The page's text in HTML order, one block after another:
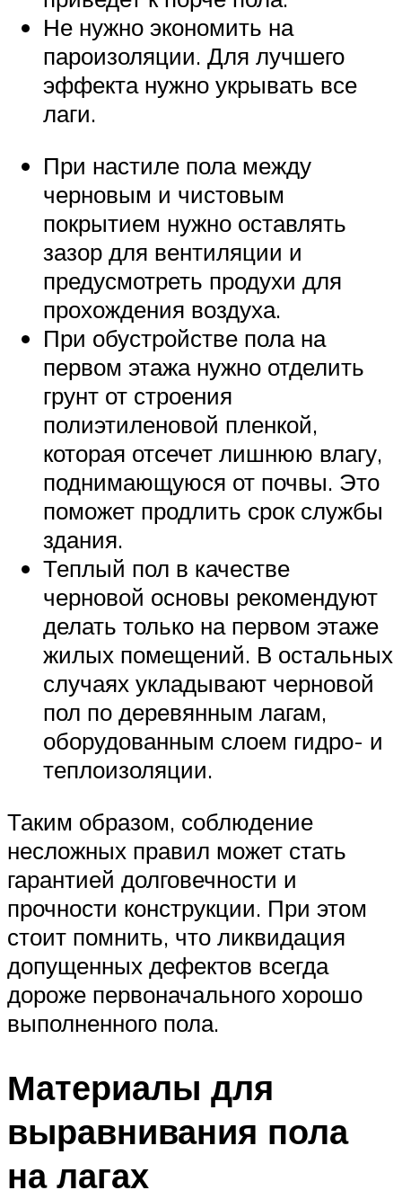
Не нужно экономить на
пароизоляции. Для лучшего
эффекта нужно укрывать все
лаги.
При настиле пола между
черновым и чистовым
покрытием нужно оставлять
зазор для вентиляции и
предусмотреть продухи для
прохождения воздуха.
При обустройстве пола на
первом этажа нужно отделить
грунт от строения
полиэтиленовой пленкой,
которая отсечет лишнюю влагу,
поднимающуюся от почвы. Это
поможет продлить срок службы
здания.
Теплый пол в качестве
черновой основы рекомендуют
делать только на первом этаже
жилых помещений. В остальных
случаях укладывают черновой
пол по деревянным лагам,
оборудованным слоем гидро- и
теплоизоляции.
Таким образом, соблюдение
несложных правил может стать
гарантией долговечности и
прочности конструкции. При этом
стоит помнить, что ликвидация
допущенных дефектов всегда
дороже первоначального хорошо
выполненного пола.
Материалы для
выравнивания пола
на лагах